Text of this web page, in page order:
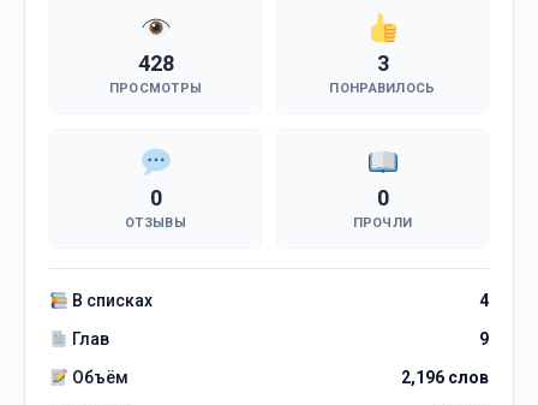
428
ПРОСМОТРЫ
3
ПОНРАВИЛОСЬ
0
ОТЗЫВЫ
0
ПРОЧЛИ
В списках
4
Глав
9
Объём
2,196 слов